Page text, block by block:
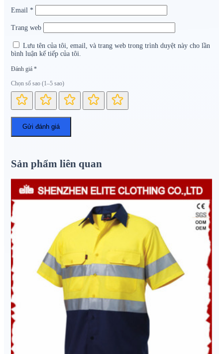
Email *
Trang web
Lưu tên của tôi, email, và trang web trong trình duyệt này cho lần
bình luận kế tiếp của tôi.
Đánh giá *
Chọn số sao (1–5 sao)
Sản phẩm liên quan